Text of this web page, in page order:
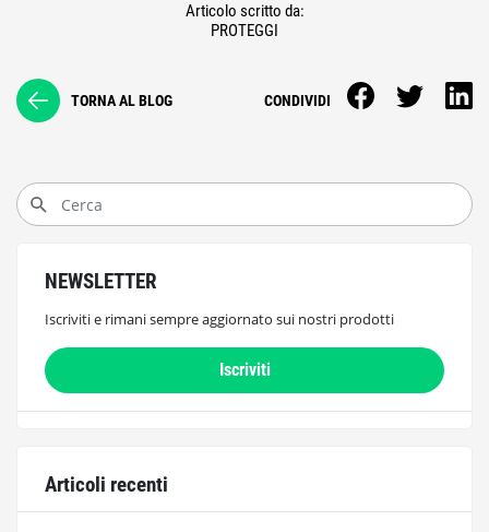
TORNA AL BLOG
Articolo scritto da:
PROTEGGI
CONDIVIDI
NEWSLETTER
Iscriviti e rimani sempre aggiornato sui nostri prodotti
Iscriviti
Articoli recenti